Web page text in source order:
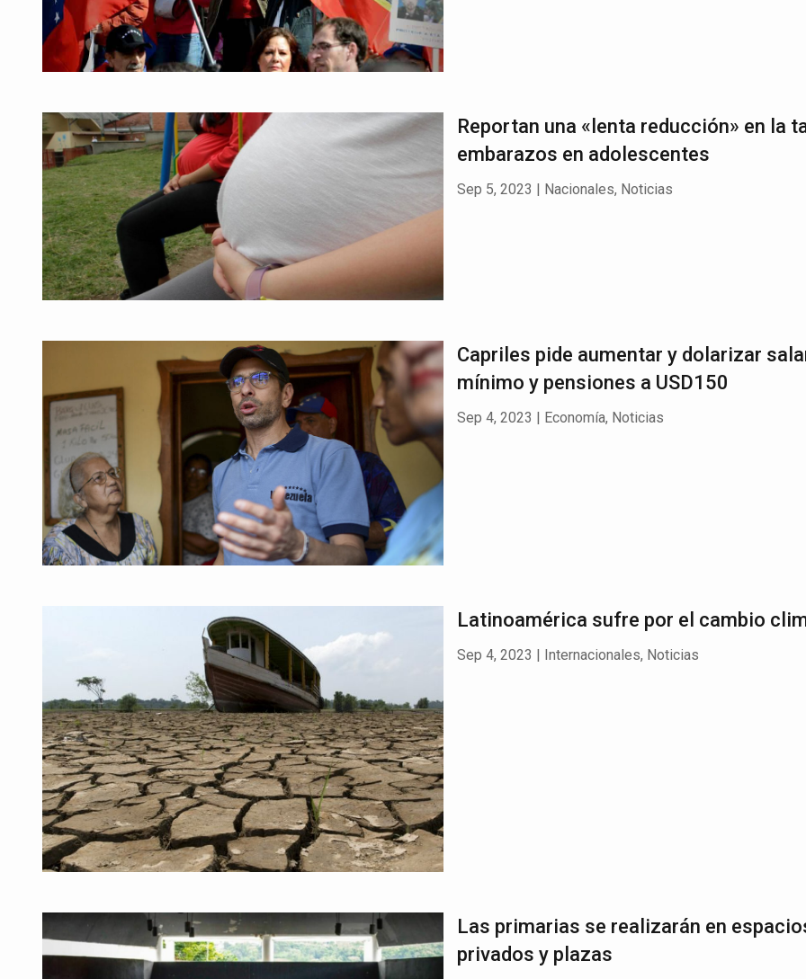
Reportan una «lenta reducción» en la
embarazos en adolescentes
Sep 5, 2023 | Nacionales, Noticias
Capriles pide aumentar y dolarizar
mínimo y pensiones a USD150
Sep 4, 2023 | Economía, Noticias
Latinoamérica sufre por el cambio
Sep 4, 2023 Internacionales, Noticias
Las primarias se realizarán en
privados y plazas